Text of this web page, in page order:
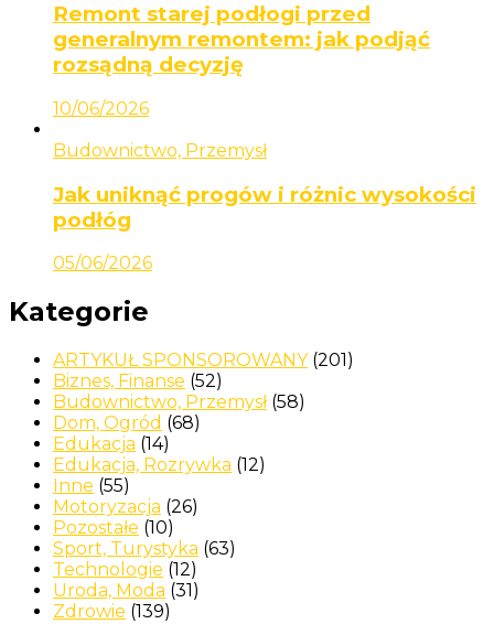
Remont starej podłogi przed
generalnym remontem: jak podjąć
rozsądną decyzję
10/06/2026
Budownictwo, Przemysł
Jak uniknąć progów i różnic wysokości
podłóg
05/06/2026
Kategorie
ARTYKUŁ SPONSOROWANY(201)
Biznes, Finanse (52)
Budownictwo, Przemysł(58)
Dom, Ogród (68)
Edukacja (14)
Edukacja, Rozrywka (12)
Inne (55)
Motoryzacja (26)
Pozostałe (10)
Sport, Turystyka (63)
Technologie (12)
Uroda, Moda (31)
Zdrowie (139)